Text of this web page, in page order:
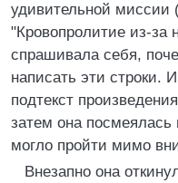
удивительной миссии
"Кровопролитие из-за
спрашивала себя,
написать эти строки.
подтекст
затем она
могло пройти мимо
Внезапно она